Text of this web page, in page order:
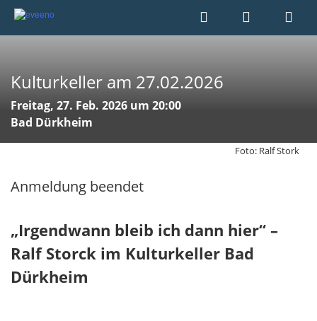
Kulturkeller am 27.02.2026
Freitag, 27. Feb. 2026 um 20:00
Bad Dürkheim
Foto: Ralf Stork
Anmeldung beendet
„Irgendwann bleib ich dann hier“ –
Ralf Storck im Kulturkeller Bad
Dürkheim